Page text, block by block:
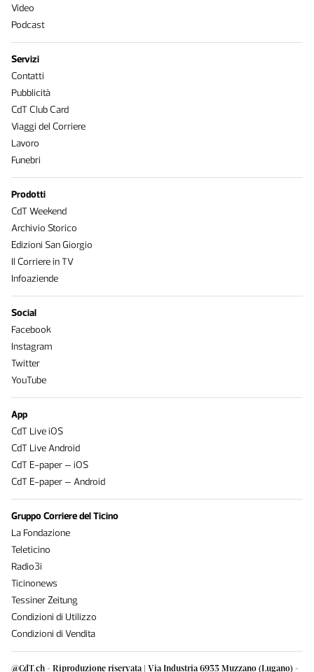
@CdT.ch - Riproduzione riservata | Via Industria 6933 Muzzano (Lugano) -
Video
Podcast
Servizi
Contatti
Pubblicità
CdT Club Card
Viaggi del Corriere
Lavoro
Funebri
Prodotti
CdT Weekend
Archivio Storico
Edizioni San Giorgio
Il Corriere in TV
Infoaziende
Social
Facebook
Instagram
Twitter
YouTube
App
CdT Live iOS
CdT Live Android
CdT E-paper – iOS
CdT E-paper – Android
Gruppo Corriere del Ticino
La Fondazione
Teleticino
Radio3i
Ticinonews
Tessiner Zeitung
Condizioni di Utilizzo
Condizioni di Vendita